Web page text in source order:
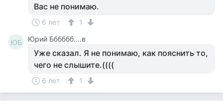
Вас не понимаю.
6 лет 1
ЮБ Юрий Бббббб....в
Уже сказал. Я не понимаю, как пояснить то,
чего не слышите.((((
6 лет 1